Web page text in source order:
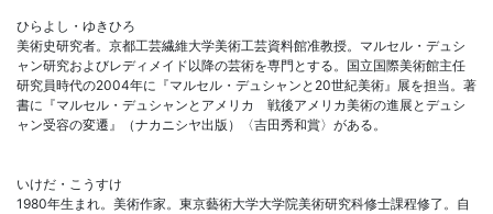
ひらよし・ゆきひろ
美術史研究者。京都工芸繊維大学美術工芸資料館准教授。マルセル・デュシ
ャン研究およびレディメイド以降の芸術を専門とする。国立国際美術館主任
研究員時代の2004年に『マルセル・デュシャンと20世紀美術』展を担当。著
書に『マルセル・デュシャンとアメリカ 戦後アメリカ美術の進展とデュシ
ャン受容の変遷』（ナカニシヤ出版）〈吉田秀和賞〉がある。
いけだ・こうすけ
1980年生まれ。美術作家。東京藝術大学大学院美術研究科修士課程修了。自